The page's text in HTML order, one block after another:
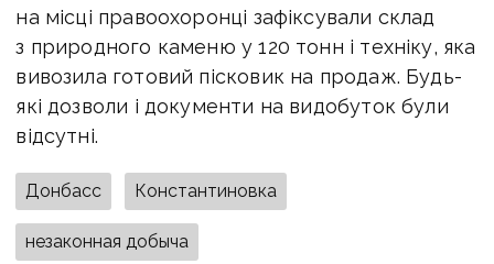
на місці правоохоронці зафіксували склад
з природного каменю у 120 тонн і техніку, яка
вивозила готовий пісковик на продаж. Будь-
які дозволи і документи на видобуток були
відсутні.
Донбасс Константиновка
незаконная добыча